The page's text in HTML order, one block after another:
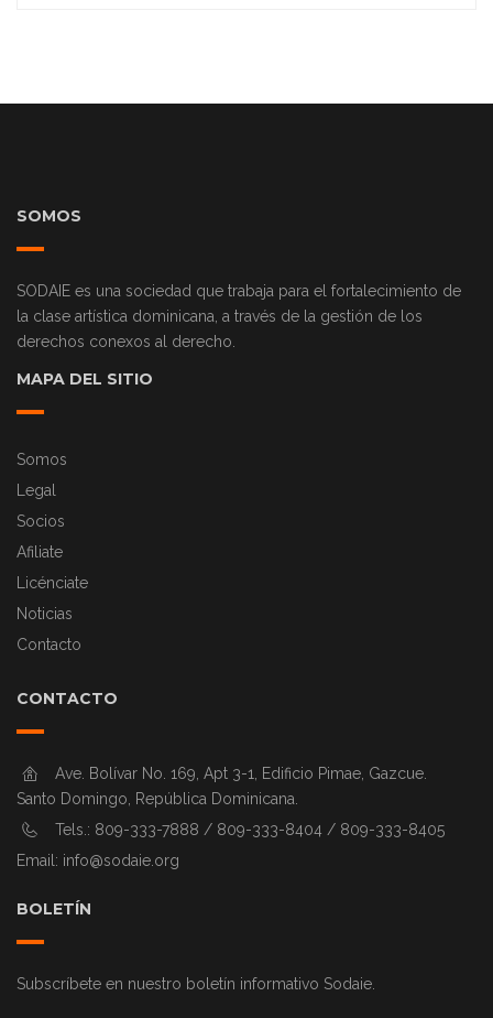
SOMOS
SODAIE es una sociedad que trabaja para el fortalecimiento de
la clase artística dominicana, a través de la gestión de los
derechos conexos al derecho.
MAPA DEL SITIO
Somos
Legal
Socios
Afiliate
Licénciate
Noticias
Contacto
CONTACTO
Ave. Bolívar No. 169, Apt 3-1, Edificio Pimae, Gazcue.
Santo Domingo, República Dominicana.
Tels.: 809-333-7888 / 809-333-8404 / 809-333-8405
Email: info@sodaie.org
BOLETÍN
Subscríbete en nuestro boletín informativo Sodaie.